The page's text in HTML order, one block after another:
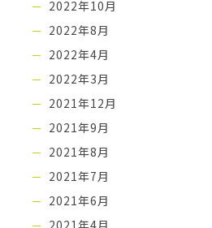
2022年10月
2022年8月
2022年4月
2022年3月
2021年12月
2021年9月
2021年8月
2021年7月
2021年6月
2021年4月